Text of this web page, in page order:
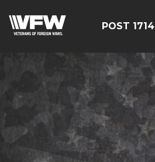
POST 1714